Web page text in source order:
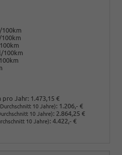
100km
100km
100km
pro Jahr: 1.473,15 €
10 Jahre): 1.206,- €
10 Jahre): 2.864,25 €
10 Jahre): 4.422,- €